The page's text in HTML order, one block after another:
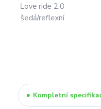
Kompletní